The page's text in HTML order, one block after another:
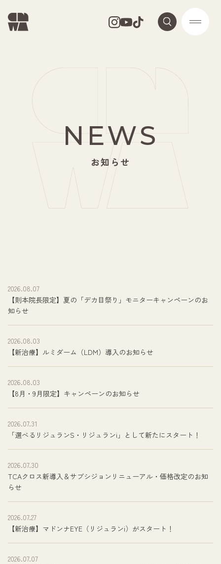
NEWS
お知らせ
2026.08.07
【則本院長限定】夏の「デカ目祭り」モニターキャンペーンのお
知らせ
2026.08.03
【新治療】ルミダーム（LDM）導入のお知らせ
2026.08.03
【8月・9月限定】キャンペーンのお知らせ
2026.07.31
「選べるリジュランS・リジュランi」として新たにスタート！
2026.07.30
TCAクロス新導入＆サブシジョンリニューアル・価格改定のお知
らせ
2026.07.27
【新治療】マドンナEYE（リジュランi）がスタート！
2026.07.07